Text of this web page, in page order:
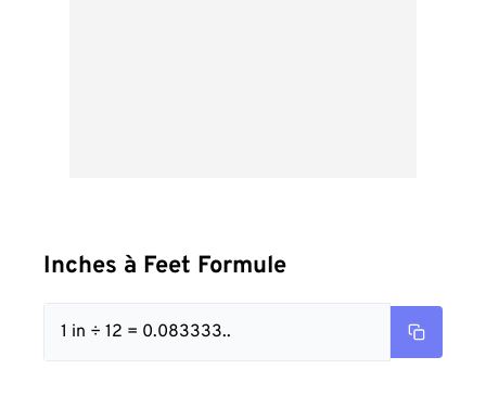
Inches à Feet Formule
1 in ÷ 12 = 0.083333..